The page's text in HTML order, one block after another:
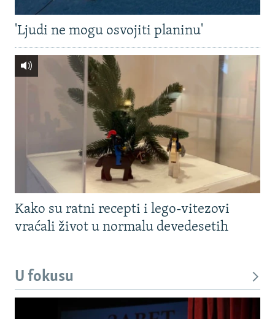
'Ljudi ne mogu osvojiti planinu'
Kako su ratni recepti i lego-vitezovi
vraćali život u normalu devedesetih
U fokusu